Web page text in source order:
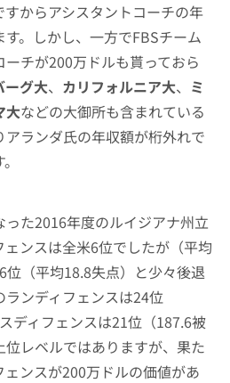
からアシスタントコーチの年
。しかし、一方でFBSチーム
チが200万ドルも貰っておら
ーグ大、 カリフォルニア大、 ミ
大などの大御所も含まれている
ランダ氏の年収額が桁外れで
た2016年度のルイジアナ州立
ンスは全米6位でしたが（平均
（平均18.8失点）と少々後退
ンディフェンスは24位
ディフェンスは21位（187.6被
レベルではありますが、果た
ンスが200万ドルの価値があ